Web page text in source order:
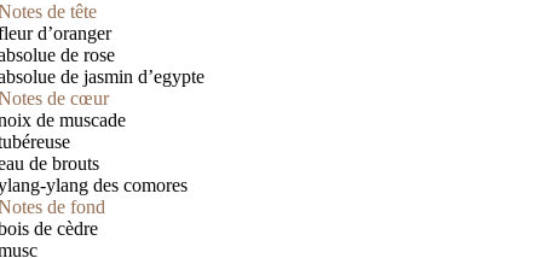
de tête
d’oranger
de rose
de jasmin d’egypte
de cœur
de muscade
de brouts
ylang des comores
de fond
de cèdre